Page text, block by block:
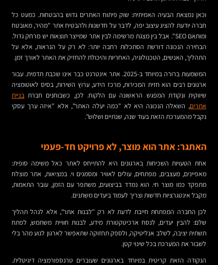
וכאן נמצאת הבעיה האמיתית: שוק פיתוח האתרים גדוש בהבטחות. כמעט כל
חברה יודעת להציג עיצוב יפה, לדבר על חדשנות ולהבטיח אתר "מהיר, מאובטח
ומותאם SEO". אבל בין מצגת מרשימה לבין אתר שמייצר תוצאות יש מרחק גדול.
הבחירה הנכונה דורשת הסתכלות רחבה יותר: לא רק על הנראות, אלא על
התהליך, האנשים, הטכנולוגיה, האחריות והיכולת להחזיק את האתר לאורך זמן.
המשמעות ברורה במיוחד ב-2025. אתר אינטרנט כבר אינו שכבת תדמית. עבור
ארגונים רבים הוא חזית המכירות, מרכז הידע, ערוץ השירות, בסיס לאוטומציה
שיווקית ונקודת המפגש הראשונה עם הלקוח. לכן, כשבוחנים חברת בניית
אתרים, השאלה הנכונה היא לא "כמה יעלה האתר", אלא "איזה ערך עסקי
נקבל מהמערכת הזאת בעוד שנה, שנתיים ושלוש".
האתגר: אתר הוא מוצר, לא פרויקט חד-פעמי
אחת הטעויות השכיחות בארגונים היא להתייחס לאתר כאל משימה סופית:
מאפיינים, מעצבים, מפתחים, עולים לאוויר ומסמנים וי. במציאות, אתר מוצלח
מתפקד כמו מוצר חי. הוא נמדד בביצועים, משתפר עם הזמן, עובר התאמות,
מקבל אינטגרציות חדשות וצריך לעמוד ביעדים משתנים.
לכן החברה המפתחת חייבת לדעת לא רק "לבנות אתר", אלא לנהל תהליך
שלם: להבין יעדים, לנסח ארכיטקטורת מידע, לבנות חוויית משתמש, לפתח
תשתית יציבה, לשלב אנליטיקה, ולספק תחזוקה שתאפשר לארגון לנוע מהר בלי
לשבור את המערכת בכל שינוי קטן.
הנקודה הזאת קריטית במיוחד בארגונים שעוברים טרנספורמציה דיגיטלית.